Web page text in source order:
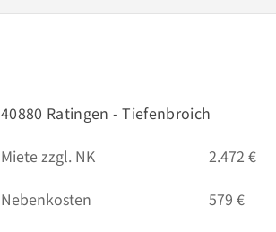
40880 Ratingen - Tiefenbroich
Miete zzgl. NK
2.472 €
Nebenkosten
579 €